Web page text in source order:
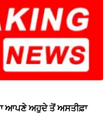
ਆਪਣੇ ਅਹੁਦੇ ਤੋਂ ਅਸਤੀਫ਼ਾ